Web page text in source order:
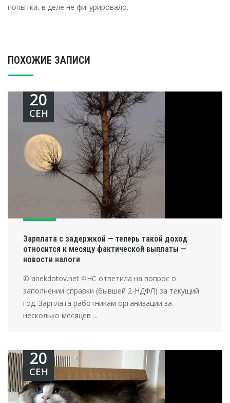
попытки, в деле не фигурировало.
ПОХОЖИЕ ЗАПИСИ
Зарплата с задержкой — теперь такой доход
относится к месяцу фактической выплаты —
новости налоги
20
СЕН
© anekdotov.net ФНС ответила на вопрос о
заполнении справки (бывшей 2-НДФЛ) за текущий
год. Зарплата работникам организации за
несколько месяцев ...
20
СЕН